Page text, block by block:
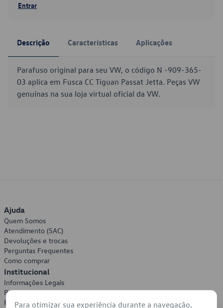
Entrar
Descrição Características Aplicações
Parafuso original para seu VW, o código N -909-365-
03 aplica em Fusca CC Tiguan Passat Jetta. Peças VW
genuínas na sua loja virtual oficial da VW.
Ajuda
Quem Somos
Atendimento (SAC)
Devoluções e trocas
Perguntas Frequentes
Como comprar
Institucional
Informações Legais
Política de Privacidade
Política de Cookies
Para otimizar sua experiência durante a navegação,